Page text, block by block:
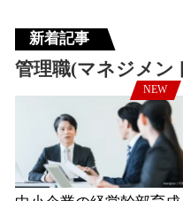
新着記事
管理職(マネジメン
NEW